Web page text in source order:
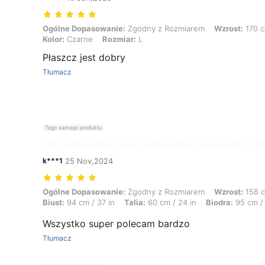
Ogólne Dopasowanie: Zgodny z Rozmiarem, Wzrost: 170 cm / 67
Ogólne Dopasowanie: Zgodny z Rozmiarem Wzrost: 170
Kolor: Czarne Rozmiar: L
Płaszcz jest dobry
Tłumacz
Tego samego produktu
k***1 25 Nov,2024
Ogólne Dopasowanie: Zgodny z Rozmiarem, Wzrost: 158 cm / 62
Ogólne Dopasowanie: Zgodny z Rozmiarem Wzrost: 158
Biust: 94 cm / 37 in Talia: 60 cm / 24 in Biodra: 95 cm /
Wszystko super polecam bardzo
Tłumacz